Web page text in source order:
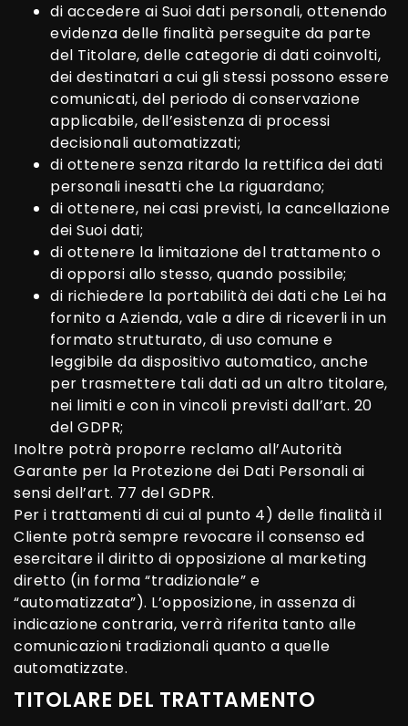
di accedere ai Suoi dati personali, ottenendo
evidenza delle finalità perseguite da parte
del Titolare, delle categorie di dati coinvolti,
dei destinatari a cui gli stessi possono essere
comunicati, del periodo di conservazione
applicabile, dell’esistenza di processi
decisionali automatizzati;
di ottenere senza ritardo la rettifica dei dati
personali inesatti che La riguardano;
di ottenere, nei casi previsti, la cancellazione
dei Suoi dati;
di ottenere la limitazione del trattamento o
di opporsi allo stesso, quando possibile;
di richiedere la portabilità dei dati che Lei ha
fornito a Azienda, vale a dire di riceverli in un
formato strutturato, di uso comune e
leggibile da dispositivo automatico, anche
per trasmettere tali dati ad un altro titolare,
nei limiti e con in vincoli previsti dall’art. 20
del GDPR;
Inoltre potrà proporre reclamo all’Autorità
Garante per la Protezione dei Dati Personali ai
sensi dell’art. 77 del GDPR.
Per i trattamenti di cui al punto 4) delle finalità il
Cliente potrà sempre revocare il consenso ed
esercitare il diritto di opposizione al marketing
diretto (in forma “tradizionale” e
“automatizzata”). L’opposizione, in assenza di
indicazione contraria, verrà riferita tanto alle
comunicazioni tradizionali quanto a quelle
automatizzate.
TITOLARE DEL TRATTAMENTO